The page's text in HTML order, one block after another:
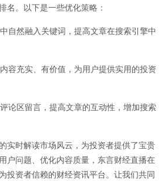
名。以下是一些优化策略：
自然融入关键词，提高文章在搜索引擎中
容充实、有价值，为用户提供实用的投资
论区留言，提高文章的互动性，增加搜索
实时解读市场风云，为投资者提供了宝贵
户问题、优化内容质量，东言财经直播在
投资者信赖的财经资讯平台。让我们共同